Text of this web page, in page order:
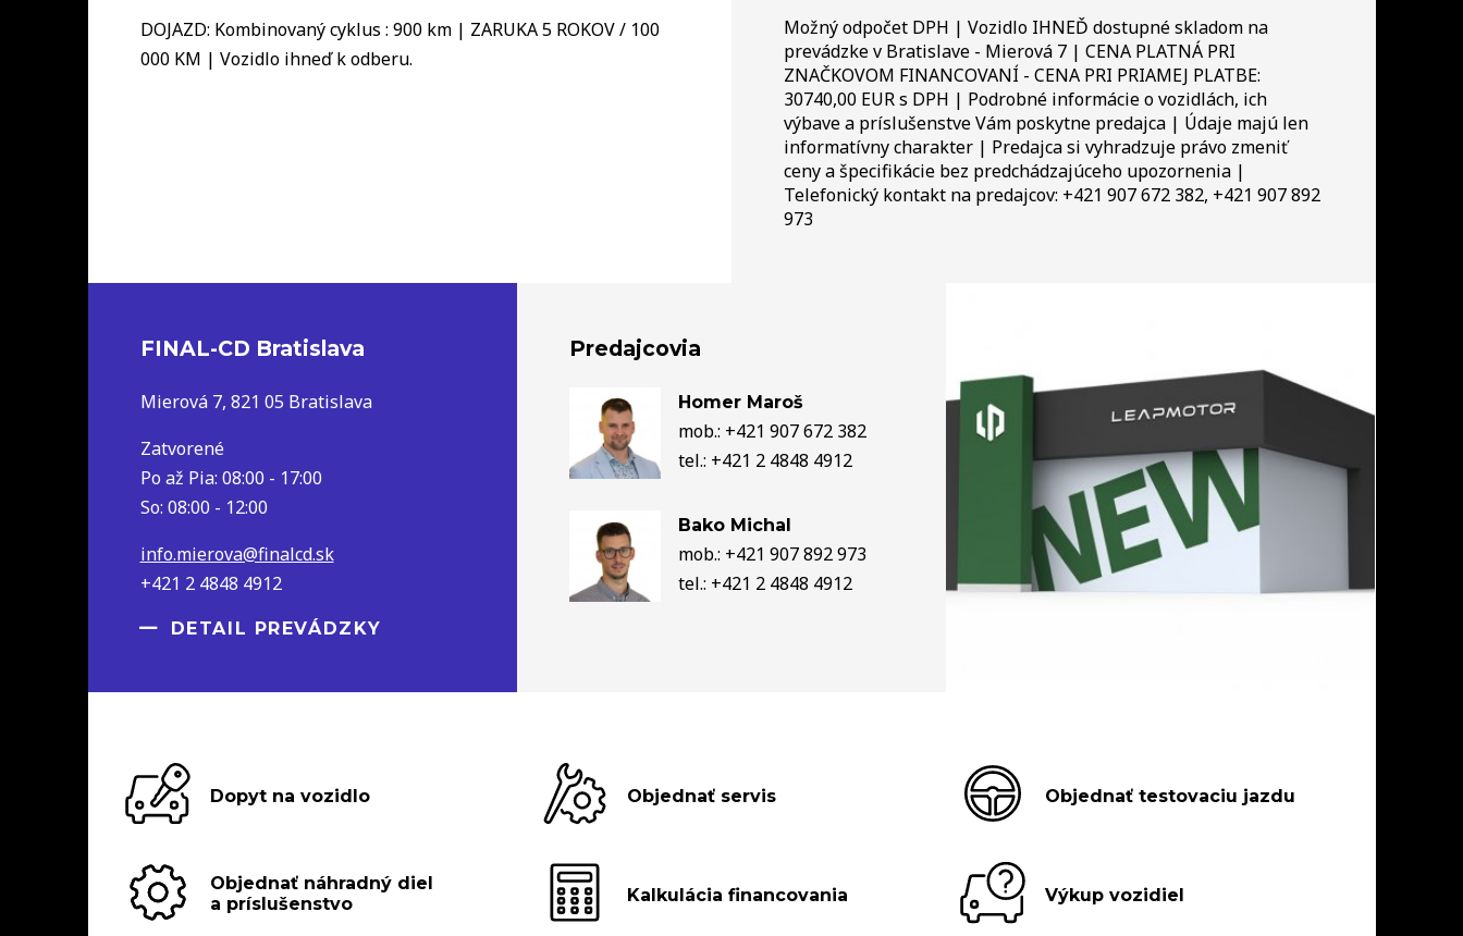
DOJAZD: Kombinovaný cyklus : 900 km | ZARUKA 5 ROKOV / 100
000 KM | Vozidlo ihneď k odberu.
Možný odpočet DPH | Vozidlo IHNEĎ dostupné skladom na
prevádzke v Bratislave - Mierová 7 | CENA PLATNÁ PRI
ZNAČKOVOM FINANCOVANÍ - CENA PRI PRIAMEJ PLATBE:
30740,00 EUR s DPH | Podrobné informácie o vozidlách, ich
výbave a príslušenstve Vám poskytne predajca | Údaje majú len
informatívny charakter | Predajca si vyhradzuje právo zmeniť
ceny a špecifikácie bez predchádzajúceho upozornenia |
Telefonický kontakt na predajcov: +421 907 672 382, +421 907 892
973
FINAL-CD Bratislava
Mierová 7, 821 05 Bratislava
Zatvorené
Po až Pia: 08:00 - 17:00
So: 08:00 - 12:00
info.mierova@finalcd.sk
+421 2 4848 4912
DETAIL PREVÁDZKY
Predajcovia
Homer Maroš
mob.: +421 907 672 382
tel.: +421 2 4848 4912
Bako Michal
mob.: +421 907 892 973
tel.: +421 2 4848 4912
Dopyt na vozidlo Objednať servis Objednať testovaciu jazdu
Objednať náhradný diel
a príslušenstvo
Kalkulácia financovania Výkup vozidiel